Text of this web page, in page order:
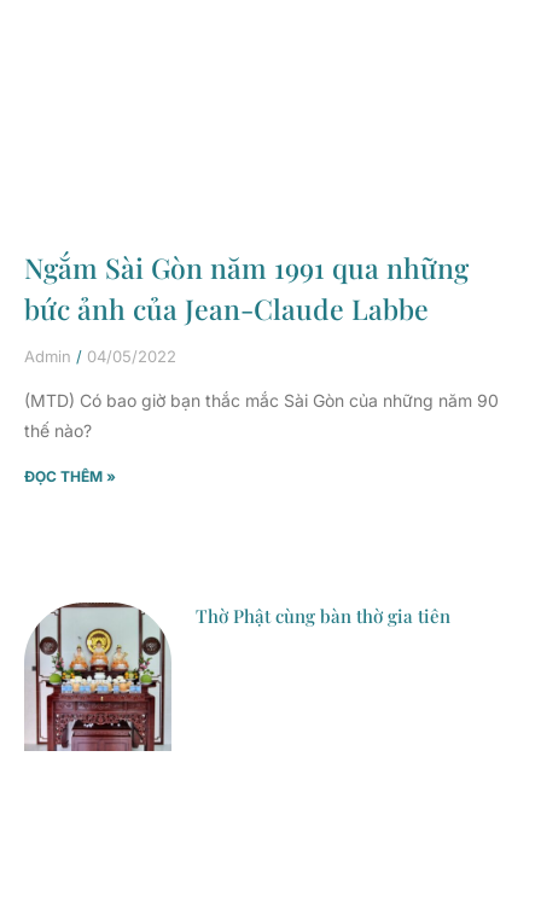
Ngắm Sài Gòn năm 1991 qua những
bức ảnh của Jean-Claude Labbe
Admin 04/05/2022
(MTD) Có bao giờ bạn thắc mắc Sài Gòn của những năm 90
thế nào?
ĐỌC THÊM »
Thờ Phật cùng bàn thờ gia tiên